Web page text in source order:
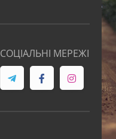
СОЦІАЛЬНІ МЕРЕЖІ